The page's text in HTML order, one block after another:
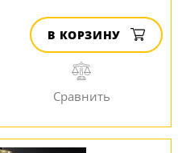
В КОРЗИНУ